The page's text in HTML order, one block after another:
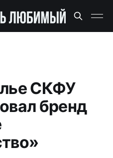
СКФУ
бренд